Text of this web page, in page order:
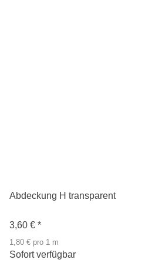
Abdeckung H transparent
3,60 € *
1,80 € pro 1 m
Sofort verfügbar